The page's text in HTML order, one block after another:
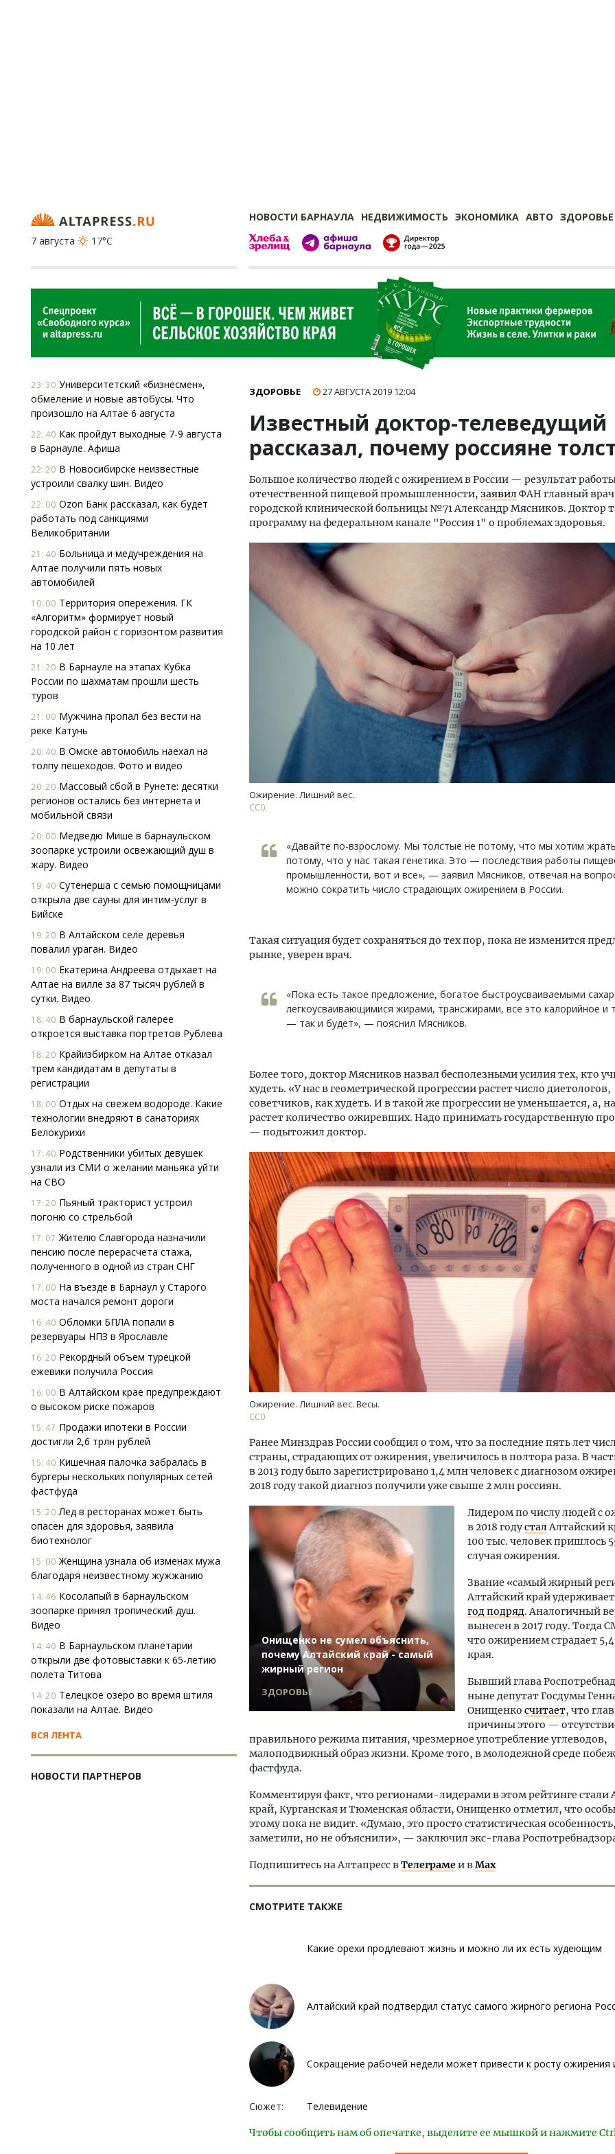
НОВОСТИ БАРНАУЛА НЕДВИЖИМОСТЬ ЭКОНОМИКА АВТО ЗДОРОВЬЕ
7 августа
17°C
23:30 Университетский «бизнесмен»,
обмеление и новые автобусы. Что
произошло на Алтае 6 августа
22:40 Как пройдут выходные 7-9 августа
в Барнауле. Афиша
22:20 В Новосибирске неизвестные
устроили свалку шин. Видео
22:00 Ozon Банк рассказал, как будет
работать под санкциями
Великобритании
21:40 Больница и медучреждения на
Алтае получили пять новых
автомобилей
10:00 Территория опережения. ГК
«Алгоритм» формирует новый
городской район с горизонтом развития
на 10 лет
21:20 В Барнауле на этапах Кубка
России по шахматам прошли шесть
туров
21:00 Мужчина пропал без вести на
реке Катунь
20:40 В Омске автомобиль наехал на
толпу пешеходов. Фото и видео
20:20 Массовый сбой в Рунете: десятки
регионов остались без интернета и
мобильной связи
20:00 Медведю Мише в барнаульском
зоопарке устроили освежающий душ в
жару. Видео
19:40 Сутенерша с семью помощницами
открыла две сауны для интим-услуг в
Бийске
19:20 В Алтайском селе деревья
повалил ураган. Видео
19:00 Екатерина Андреева отдыхает на
Алтае на вилле за 87 тысяч рублей в
сутки. Видео
18:40 В барнаульской галерее
откроется выставка портретов Рублева
18:20 Крайизбирком на Алтае отказал
трем кандидатам в депутаты в
регистрации
18:00 Отдых на свежем водороде. Какие
технологии внедряют в санаториях
Белокурихи
17:40 Родственники убитых девушек
узнали из СМИ о желании маньяка уйти
на СВО
17:20 Пьяный тракторист устроил
погоню со стрельбой
17:07 Жителю Славгорода назначили
пенсию после перерасчета стажа,
полученного в одной из стран СНГ
17:00 На въезде в Барнаул у Старого
моста начался ремонт дороги
16:40 Обломки БПЛА попали в
резервуары НПЗ в Ярославле
16:20 Рекордный объем турецкой
ежевики получила Россия
16:00 В Алтайском крае предупреждают
о высоком риске пожаров
15:47 Продажи ипотеки в России
достигли 2,6 трлн рублей
15:40 Кишечная палочка забралась в
бургеры нескольких популярных сетей
фастфуда
15:20 Лед в ресторанах может быть
опасен для здоровья, заявила
биотехнолог
15:00 Женщина узнала об изменах мужа
благодаря неизвестному жужжанию
14:46 Косолапый в барнаульском
зоопарке принял тропический душ.
Видео
14:40 В Барнаульском планетарии
открыли две фотовыставки к 65-летию
полета Титова
14:20 Телецкое озеро во время штиля
показали на Алтае. Видео
ВСЯ ЛЕНТА
НОВОСТИ ПАРТНЕРОВ
ЗДОРОВЬЕ 27 АВГУСТА 2019 12:04
Известный доктор-телеведущий
рассказал, почему россияне
Большое количество людей с ожирением в России — результат
отечественной пищевой промышленности, заявилФАН главный
городской клинической больницы №71 Александр Мясников. Доктор
программу на федеральном канале "Россия 1" о проблемах здоровья.
Ожирение. Лишний вес.
СС0.
«Давайте по-взрослому. Мы толстые не потому, что мы хотим
потому, что у нас такая генетика. Это — последствия работы
промышленности, вот и все», — заявил Мясников, отвечая на
можно сократить число страдающих ожирением в России.
Такая ситуация будет сохраняться до тех пор, пока не изменится
рынке, уверен врач.
«Пока есть такое предложение, богатое быстроусваиваемыми
легкоусваивающимися жирами, трансжирами, все это калорийное и
— так и будет», — пояснил Мясников.
Более того, доктор Мясников назвал бесполезными усилия тех, кто
худеть. «У нас в геометрической прогрессии растет число диетологов,
советчиков, как худеть. И в такой же прогрессии не уменьшается, а,
растет количество ожиревших. Надо принимать государственную
— подытожил доктор.
Ожирение. Лишний вес. Весы.
СС0.
Ранее Минздрав России сообщил о том, что за последние пять лет
страны, страдающих от ожирения, увеличилось в полтора раза. В
в 2013 году было зарегистрировано 1,4 млн человек с диагнозом
2018 году такой диагноз получили уже свыше 2 млн россиян.
Онищенко не сумел объяснить,
почему Алтайский край - самый
жирный регион
ЗДОРОВЬЕ
Лидером по числу людей с
в 2018 годустал Алтайский
100 тыс. человек пришлось
случая ожирения.
Звание «самый жирный
Алтайский край удерживает
год подряд. Аналогичный
вынесен в 2017 году. Тогда
что ожирением страдает
края.
Бывший глава
ныне депутат Госдумы
Онищенко считает, что
причины этого —
правильного режима питания, чрезмерное употребление углеводов,
малоподвижный образ жизни. Кроме того, в молодежной среде
фастфуда.
Комментируя факт, что регионами-лидерами в этом рейтинге стали
край, Курганская и Тюменская области, Онищенко отметил, что
этому пока не видит. «Думаю, это просто статистическая
заметили, но не объяснили», — заключил экс-глава
Подпишитесь на Алтапресс вТелеграмеи вMax
СМОТРИТЕ ТАКЖЕ
Какие орехи продлевают жизнь и можно ли их есть худеющим
Алтайский край подтвердил статус самого жирного региона
Сокращение рабочей недели может привести к росту ожирения
Сюжет: Телевидение
Чтобы сообщить нам об опечатке, выделите ее мышкой и нажмите
Архитектурный код
земли. Мощение
плитами становится
стандартом